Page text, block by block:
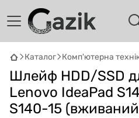
Каталог Комп'ютерна
Шлейф HDD/SSD
Lenovo IdeaPad
S140-15
GAZIKAI
Онлайн · пошук техніки
Привіт! 👋 Я Gazik AI —